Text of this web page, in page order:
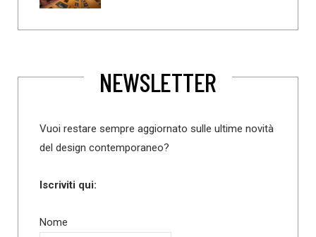
NEWSLETTER
Vuoi restare sempre aggiornato sulle ultime novità
del design contemporaneo?
Iscriviti qui:
Nome